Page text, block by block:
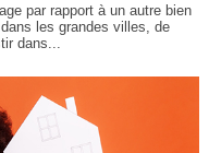
par rapport à un autre bien
les grandes villes, de
dans...